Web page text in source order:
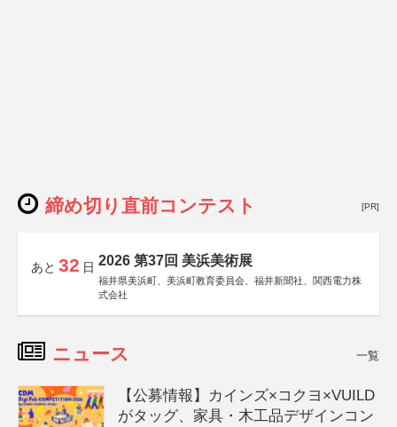
締め切り直前コンテスト [PR]
あと 32 日 2026 第37回 美浜美術展
福井県美浜町、美浜町教育委員会、福井新聞社、関西電力株
式会社
ニュース 一覧
【公募情報】カインズ×コクヨ×VUILD
がタッグ、家具・木工品デザインコン